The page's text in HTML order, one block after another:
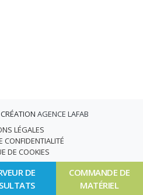
DE
COMMANDE DE
MATÉRIEL
AGENCE LAFAB
LÉGALES
CONFIDENTIALITÉ
DE COOKIES